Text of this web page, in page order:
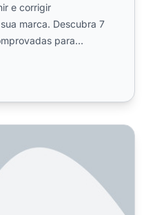
e corrigir
marca. Descubra 7
para
de IA Sobre Sua